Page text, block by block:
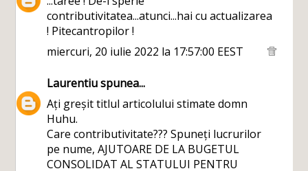
contributivitatea...atunci...hai cu actualizarea
! Pitecantropilor !
miercuri, 20 iulie 2022 la 17:57:00 EEST
Laurentiuspunea...
Ați greșit titlul articolului stimate domn
Huhu.
Care contributivitate??? Spuneți lucrurilor
pe nume, AJUTOARE DE LA BUGETUL
CONSOLIDAT AL STATULUI PENTRU